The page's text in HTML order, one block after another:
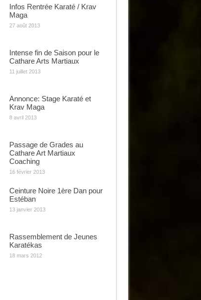
Infos Rentrée Karaté / Krav
Maga
27 août 2013
Intense fin de Saison pour le
Cathare Arts Martiaux
11 juillet 2013
Annonce: Stage Karaté et
Krav Maga
8 avril 2013
Passage de Grades au
Cathare Art Martiaux
Coaching
16 février 2013
Ceinture Noire 1ère Dan pour
Estéban
13 janvier 2013
Rassemblement de Jeunes
Karatékas
18 mars 2012